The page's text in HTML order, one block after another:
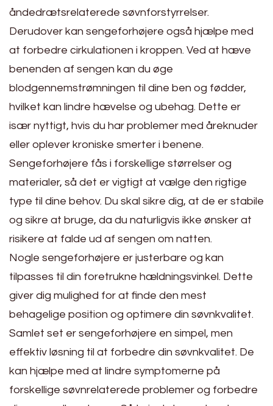
åndedrætsrelaterede søvnforstyrrelser.
Derudover kan sengeforhøjere også hjælpe med
at forbedre cirkulationen i kroppen. Ved at hæve
benenden af sengen kan du øge
blodgennemstrømningen til dine ben og fødder,
hvilket kan lindre hævelse og ubehag. Dette er
især nyttigt, hvis du har problemer med åreknuder
eller oplever kroniske smerter i benene.
Sengeforhøjere fås i forskellige størrelser og
materialer, så det er vigtigt at vælge den rigtige
type til dine behov. Du skal sikre dig, at de er stabile
og sikre at bruge, da du naturligvis ikke ønsker at
risikere at falde ud af sengen om natten.
Nogle sengeforhøjere er justerbare og kan
tilpasses til din foretrukne hældningsvinkel. Dette
giver dig mulighed for at finde den mest
behagelige position og optimere din søvnkvalitet.
Samlet set er sengeforhøjere en simpel, men
effektiv løsning til at forbedre din søvnkvalitet. De
kan hjælpe med at lindre symptomerne på
forskellige søvnrelaterede problemer og forbedre